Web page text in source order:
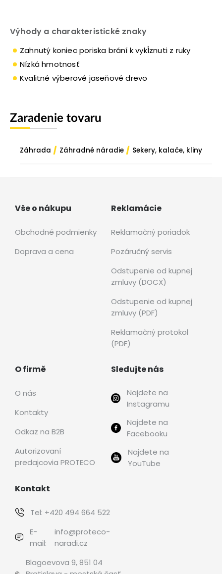
Výhody a charakteristické znaky
Zahnutý koniec poriska brání k vykĺznuti z ruky
Nízká hmotnosť
Kvalitné výberové jaseňové drevo
Zaradenie tovaru
Záhrada / Záhradné náradie / Sekery, kalače, kliny
Vše o nákupu
Obchodné podmienky
Doprava a cena
Reklamácie
Reklamačný poriadok
Pozáručný servis
Odstupenie od kupnej
zmluvy (DOCX)
Odstupenie od kupnej
zmluvy (PDF)
Reklamačný protokol
(PDF)
O firmě
O nás
Kontakty
Odkaz na B2B
Autorizovaní
predajcovia PROTECO
Sledujte nás
Najdete na
Instagramu
Najdete na
Facebooku
Najdete na
YouTube
Kontakt
Tel: +420 494 664 522
E-
mail:
info@proteco-
naradi.cz
Blagoevova 9, 851 04